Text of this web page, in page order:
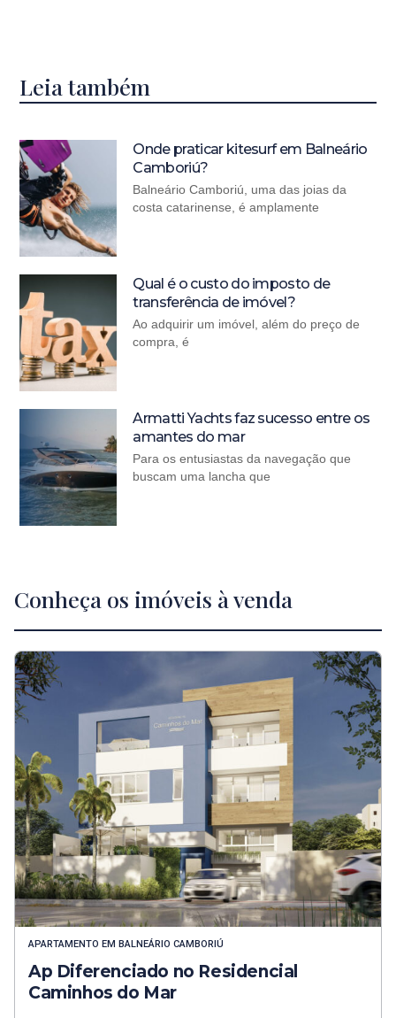
Leia também
Onde praticar kitesurf em Balneário
Camboriú?
Balneário Camboriú, uma das joias da
costa catarinense, é amplamente
Qual é o custo do imposto de
transferência de imóvel?
Ao adquirir um imóvel, além do preço de
compra, é
Armatti Yachts faz sucesso entre os
amantes do mar
Para os entusiastas da navegação que
buscam uma lancha que
Conheça os imóveis à venda
APARTAMENTO EM BALNEÁRIO CAMBORIÚ
Ap Diferenciado no Residencial
Caminhos do Mar